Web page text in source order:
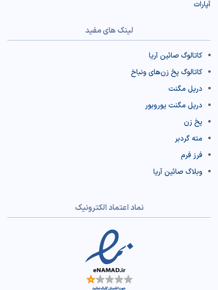
آپارات
لینک های مفید
کاتالوگ صائین آریا
کاتالوگ پخ‌ زن‌‌های ونباخ
دریل مگنت
دریل مگنت یوروبور
پخ زن
مته گردبر
فرز فرم
وبلاگ صائین آریا
نماد اعتماد الکترونیک